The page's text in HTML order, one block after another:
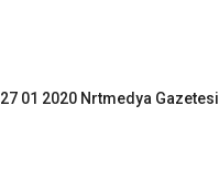
27 01 2020 Nrtmedya Gazetesi